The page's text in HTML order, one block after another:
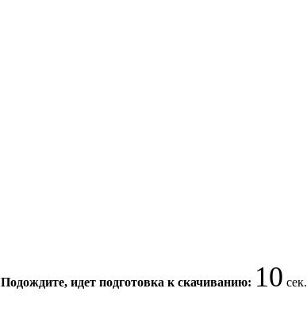
Подождите, идет подготовка к скачиванию: 10 сек.